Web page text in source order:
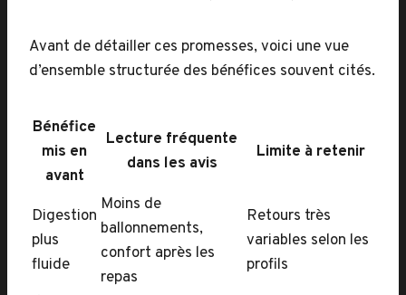
Avant de détailler ces promesses, voici une vue
d’ensemble structurée des bénéfices souvent cités.
Bénéfice
mis en
avant
Lecture fréquente
dans les avis
Limite à retenir
Digestion
plus
fluide
Moins de
ballonnements,
confort après les
repas
Retours très
variables selon les
profils